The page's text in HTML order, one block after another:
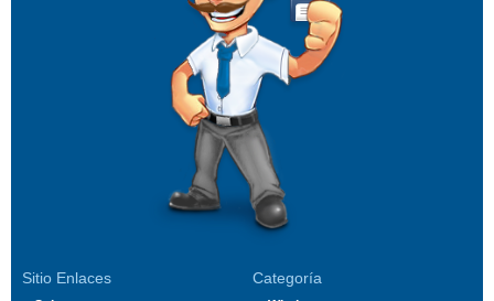
Sitio Enlaces Categoría